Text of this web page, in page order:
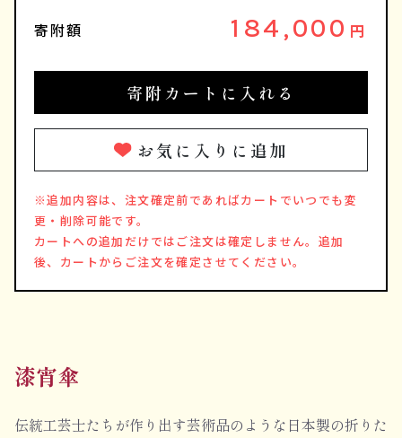
寄附額 184,000 円
寄附カートに入れる
お気に入りに追加
※追加内容は、注文確定前であればカートでいつでも変
更・削除可能です。
カートへの追加だけではご注文は確定しません。追加
後、カートからご注文を確定させてください。
漆宵傘
伝統工芸士たちが作り出す芸術品のような日本製の折りた